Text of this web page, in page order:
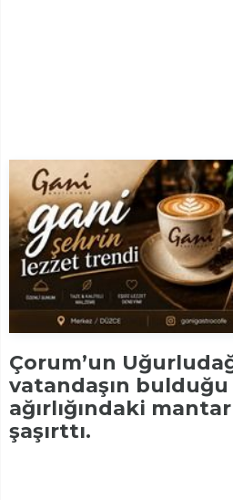
Çorum’un
vatandaşın bulduğu
ağırlığındaki
şaşırttı.